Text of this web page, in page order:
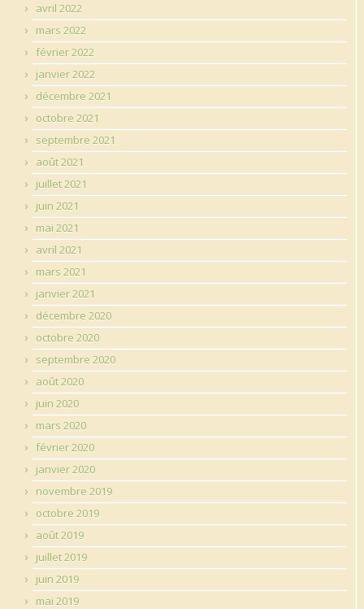
avril 2022
mars 2022
février 2022
janvier 2022
décembre 2021
octobre 2021
septembre 2021
août 2021
juillet 2021
juin 2021
mai 2021
avril 2021
mars 2021
janvier 2021
décembre 2020
octobre 2020
septembre 2020
août 2020
juin 2020
mars 2020
février 2020
janvier 2020
novembre 2019
octobre 2019
août 2019
juillet 2019
juin 2019
mai 2019